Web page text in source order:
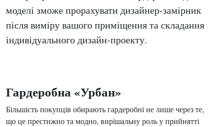
моделі зможе прорахувати дизайнер-замірник
після виміру вашого приміщення та складання
індивідуального дизайн-проекту.
Гардеробна «Урбан»
Більшість покупців обирають гардеробні не лише через те,
що це престижно та модно, вирішальну роль у прийнятті